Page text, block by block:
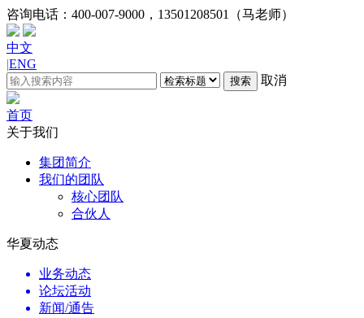
咨询电话： 400-007-9000，13501208501（马老师）
中文
|ENG
搜索 取消
首页
关于我们
集团简介
我们的团队
核心团队
合伙人
华夏动态
业务动态
论坛活动
新闻/通告